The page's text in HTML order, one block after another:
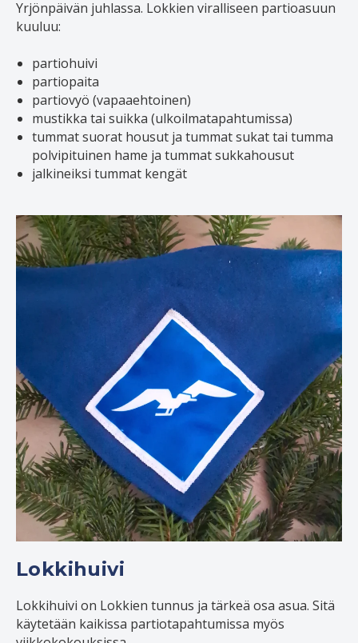
Yrjönpäivän juhlassa. Lokkien viralliseen partioasuun
kuuluu:
partiohuivi
partiopaita
partiovyö (vapaaehtoinen)
mustikka tai suikka (ulkoilmatapahtumissa)
tummat suorat housut ja tummat sukat tai tumma
polvipituinen hame ja tummat sukkahousut
jalkineiksi tummat kengät
Lokkihuivi
Lokkihuivi on Lokkien tunnus ja tärkeä osa asua. Sitä
käytetään kaikissa partiotapahtumissa myös